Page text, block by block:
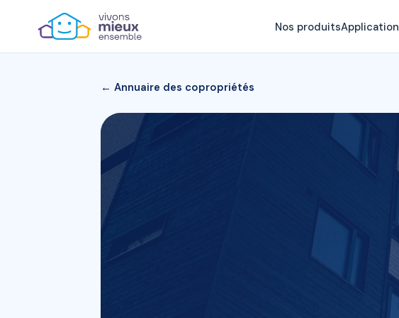
Nos produitsApplication
← Annuaire des copropriétés